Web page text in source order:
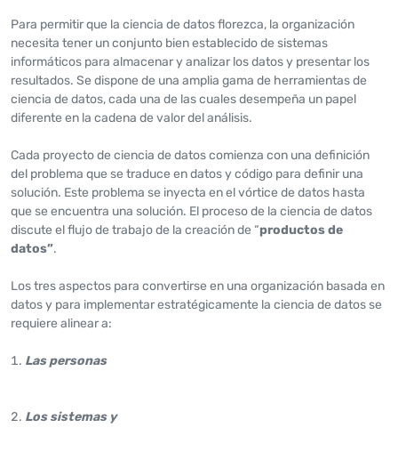
Para permitir que la ciencia de datos florezca, la organización
necesita tener un conjunto bien establecido de sistemas
informáticos para almacenar y analizar los datos y presentar los
resultados. Se dispone de una amplia gama de herramientas de
ciencia de datos, cada una de las cuales desempeña un papel
diferente en la cadena de valor del análisis.
Cada proyecto de ciencia de datos comienza con una definición
del problema que se traduce en datos y código para definir una
solución. Este problema se inyecta en el vórtice de datos hasta
que se encuentra una solución. El proceso de la ciencia de datos
discute el flujo de trabajo de la creación de “productos de
datos”.
Los tres aspectos para convertirse en una organización basada en
datos y para implementar estratégicamente la ciencia de datos se
requiere alinear a:
Las personas
Los sistemas y